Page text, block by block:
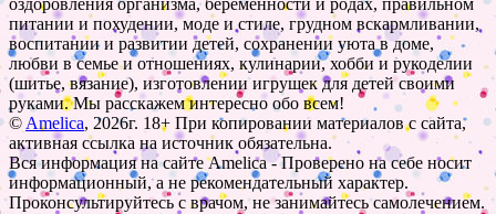
оздоровления организма, беременности и родах, правильном
питании и похудении, моде и стиле, грудном вскармливании,
воспитании и развитии детей, сохранении уюта в доме,
любви в семье и отношениях, кулинарии, хобби и рукоделии
(шитье, вязание), изготовлении игрушек для детей своими
руками. Мы расскажем интересно обо всем!
© Amelica, 2026г. 18+ При копировании материалов с сайта,
активная ссылка на источник обязательна.
Вся информация на сайте Amelica - Проверено на себе носит
информационный, а не рекомендательный характер.
Проконсультируйтесь с врачом, не занимайтесь самолечением.